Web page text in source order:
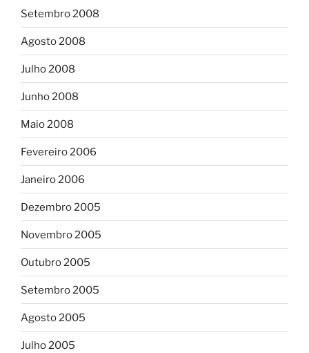
Setembro 2008
Agosto 2008
Julho 2008
Junho 2008
Maio 2008
Fevereiro 2006
Janeiro 2006
Dezembro 2005
Novembro 2005
Outubro 2005
Setembro 2005
Agosto 2005
Julho 2005